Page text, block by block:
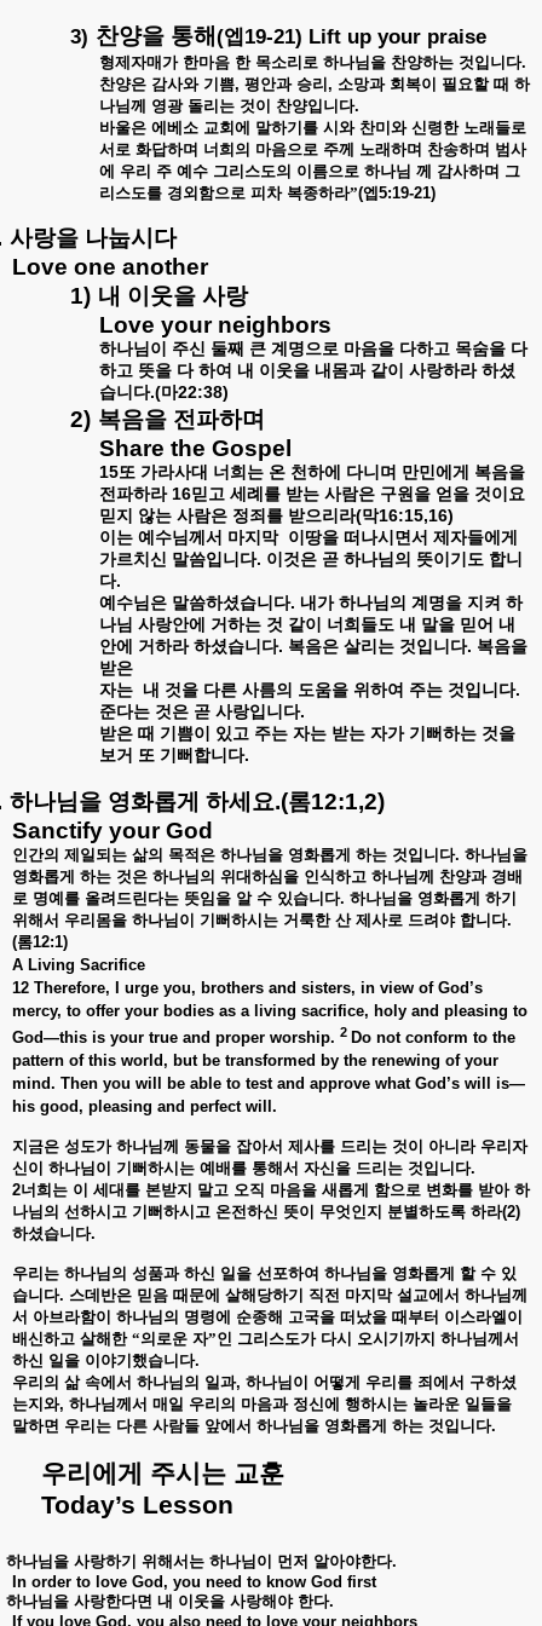
3) 찬양을 통해 (엡 19-21) Lift up your praise
형제자매가 한마음 한 목소리로 하나님을 찬양하는 것입니다.
찬양은 감사와 기쁨, 평안과 승리 , 소망과 회복이 필요할 때 하
나님께 영광 돌리는 것이 찬양입니다.
바울은 에베소 교회에 말하기를 시와 찬미와 신령한 노래들로
서로 화답하며 너희의 마음으로 주께 노래하며 찬송하며 범사
에 우리 주 예수 그리스도의 이름으로 하나님 께 감사하며 그
리스도를 경외함으로 피차 복종하라”(엡5:19-21)
사랑을 나눕시다
Love one another
1) 내 이웃을 사랑
Love your neighbors
하나님이 주신 둘째 큰 계명으로 마음을 다하고 목숨을 다
하고 뜻을 다 하여 내 이웃을 내몸과 같이 사랑하라 하셨
습니다.(마22:38)
2) 복음을 전파하며
Share the Gospel
15또 가라사대 너희는 온 천하에 다니며 만민에게
복음을
전파하라16믿고 세례를 받는 사람은 구원을 얻을 것이요
믿지 않는 사람은 정죄를 받으리라(막16:15,16)
이는 예수님께서 마지막 이땅을 떠나시면서 제자들에게
가르치신 말씀입니다. 이것은 곧 하나님의 뜻이기도 합니
다.
예수님은 말씀하셨습니다. 내가 하나님의 계명을 지켜 하
나님 사랑안에 거하는 것 같이 너희들도 내 말을 믿어 내
안에
거하라 하셨습니다. 복음은 살리는 것입니다. 복음을
받은
자는 내 것을 다른 사름의 도움을 위하여 주는 것입니다.
준다는 것은 곧 사랑입니다.
받은 때 기쁨이 있고 주는 자는 받는 자가 기뻐하는 것을
보거 또 기뻐합니다.
하나님을 영화롭게 하세요.(롬12:1,2)
Sanctify your God
인간의 제일되는 삶의 목적은 하나님을 영화롭게 하는 것입니다. 하나님을
영화롭게 하는 것은 하나님의 위대하심을 인식하고 하나님께 찬양과 경배
로 명예를 올려드린다는 뜻임을 알 수 있습니다. 하나님을 영화롭게 하기
위해서 우리몸을 하나님이 기뻐하시는 거룩한 산 제사로 드려야 합니다.
(롬12:1)
A Living Sacrifice
12 Therefore, I urge you, brothers and sisters, in view of God’s
mercy, to offer your bodies as a living sacrifice, holy and pleasing to
God—this is your true and proper worship. 2 Do not conform to the
pattern of this world, but be transformed by the renewing of your
mind. Then you will be able to test and approve what God’s will is—
his good, pleasing and perfect will.
지금은 성도가 하나님께 동물을 잡아서 제사를 드리는 것이 아니라 우리자
신이 하나님이 기뻐하시는 예배를 통해서 자신을 드리는 것입니다.
2너희는 이 세대를 본받지 말고 오직 마음을 새롭게 함으로 변화를 받아 하
나님의 선하시고 기뻐하시고 온전하신 뜻이 무엇인지 분별하도록 하라(2)
하셨습니다.
우리는 하나님의 성품과 하신 일을 선포하여 하나님을 영화롭게 할 수 있
습니다. 스데반은 믿음 때문에 살해당하기 직전 마지막 설교에서 하나님께
서 아브라함이 하나님의 명령에 순종해 고국을 떠났을 때부터 이스라엘이
배신하고 살해한 “의로운 자”인 그리스도가 다시 오시기까지 하나님께서
하신 일을 이야기했습니다.
우리의 삶 속에서 하나님의 일과, 하나님이 어떻게 우리를 죄에서 구하셨
는지와, 하나님께서 매일 우리의 마음과 정신에 행하시는 놀라운 일들을
말하면 우리는 다른 사람들 앞에서 하나님을 영화롭게 하는 것입니다.
우리에게 주시는 교훈
Today’s Lesson
하나님을 사랑하기 위해서는 하나님이 먼저 알아야한다.
In order to love God, you need to know God first
하나님을 사랑한다면 내 이웃을 사랑해야 한다.
If you love God, you also need to love your neighbors